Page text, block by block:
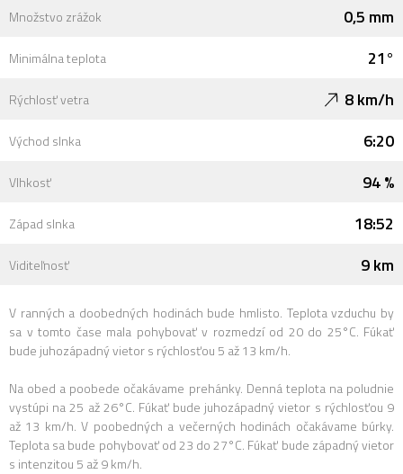
Množstvo zrážok 0,5 mm
Minimálna teplota 21°
Rýchlosť vetra 8 km/h
Východ slnka 6:20
Vlhkosť 94 %
Západ slnka 18:52
Viditeľnosť 9 km
V ranných a doobedných hodinách bude hmlisto. Teplota vzduchu by
sa v tomto čase mala pohybovať v rozmedzí od 20 do 25°C. Fúkať
bude juhozápadný vietor s rýchlosťou 5 až 13 km/h.
Na obed a poobede očakávame prehánky. Denná teplota na poludnie
vystúpi na 25 až 26°C. Fúkať bude juhozápadný vietor s rýchlosťou 9
až 13 km/h. V poobedných a večerných hodinách očakávame búrky.
Teplota sa bude pohybovať od 23 do 27°C. Fúkať bude západný vietor
s intenzitou 5 až 9 km/h.